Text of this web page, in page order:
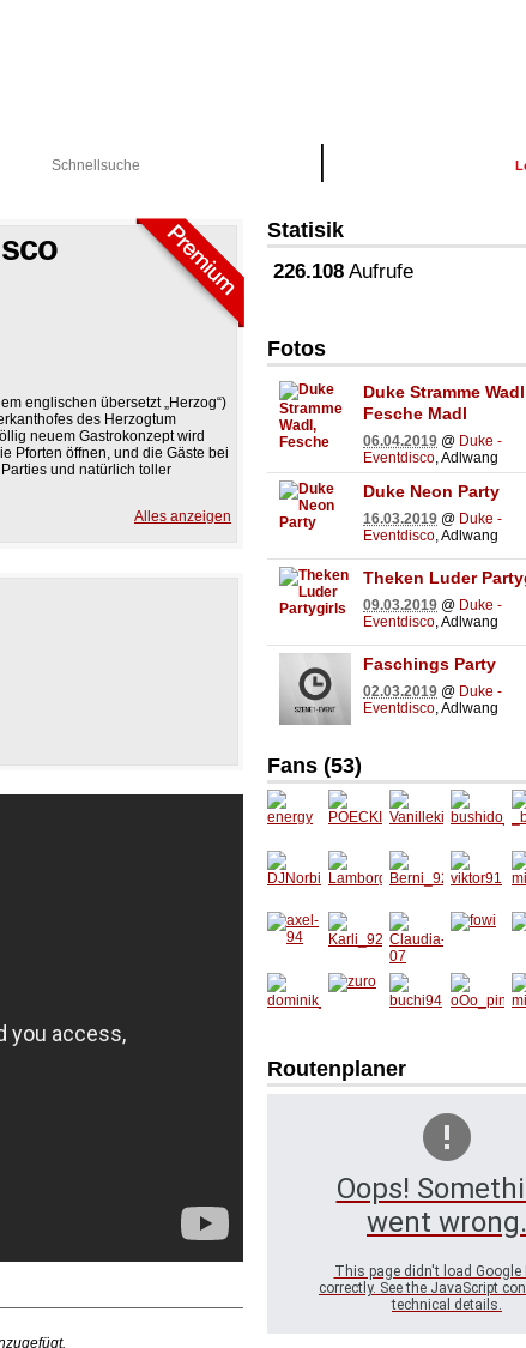
englischen übersetzt „Herzog“)
des Herzogtum
neuem Gastrokonzept wird
Pforten öffnen, und die Gäste bei
und natürlich toller
beim jeweiligen Event gespielt
Alles anzeigen
Statisik
226.108 Aufrufe
Fotos
Duke Stramme
Fesche Madl
06.04.2019 @ Duke -
Eventdisco, Adlwang
Duke Neon Party
16.03.2019 @ Duke -
Eventdisco, Adlwang
Theken Luder
09.03.2019 @ Duke -
Eventdisco, Adlwang
Faschings Party
02.03.2019 @ Duke -
Eventdisco, Adlwang
Fans (53)
energy
POECK
I
Vanillek
ipferl
bushido
_bunny
DJNorb
idaSilva
Lambor
ghini
Berni_9
2
viktor9
1
axel-94
Karli_9
2
Claudia
-07
fowi
_oOo
Routenplaner
Oops!
went wrong.
This page didn't load Google
correctly. See the JavaScript
technical details.